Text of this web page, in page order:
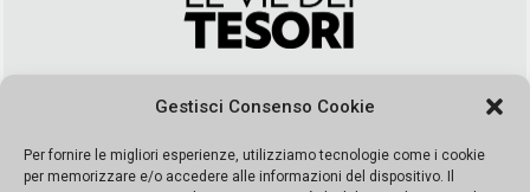
Gestisci Consenso Cookie
Per fornire le migliori esperienze, utilizziamo tecnologie come i cookie
per memorizzare e/o accedere alle informazioni del dispositivo. Il
segreteria@leviedeitesori.it